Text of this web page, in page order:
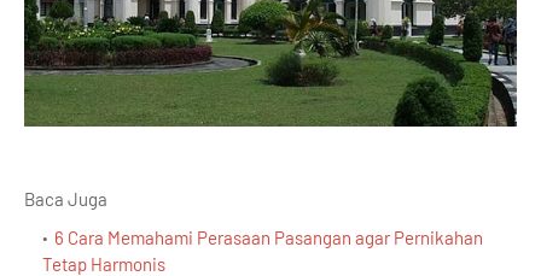
Baca Juga
6 Cara Memahami Perasaan Pasangan agar Pernikahan
Tetap Harmonis